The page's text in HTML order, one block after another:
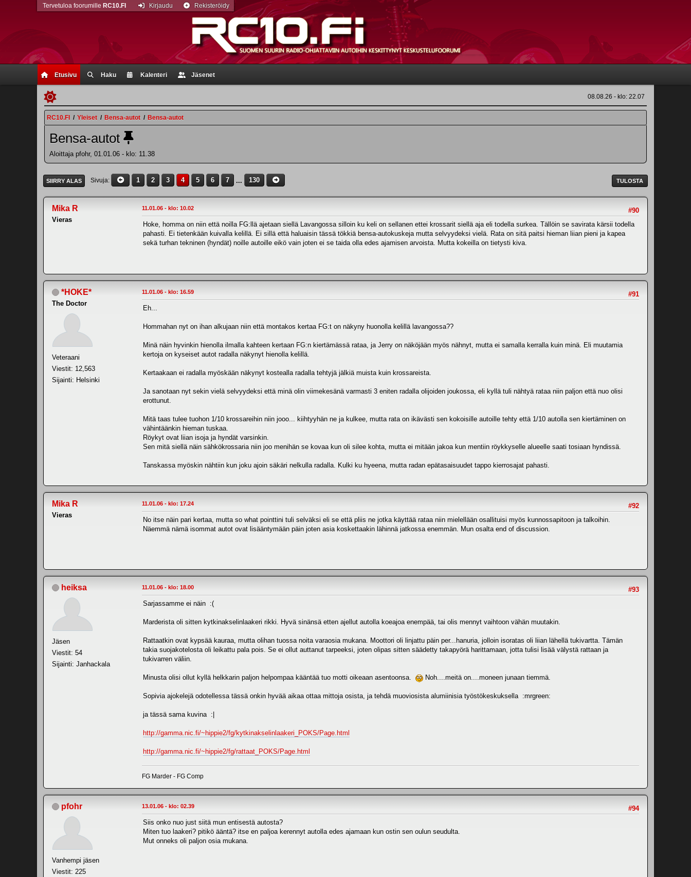
Etusivu Haku Kalenteri Jäsenet
Tervetuloa foorumille RC10.FI Kirjaudu Rekisteröidy
08.08.26 - klo: 22.07
RC10.FI / Yleiset / Bensa-autot / Bensa-autot
Bensa-autot
Aloittaja pfohr, 01.01.06 - klo: 11.38
TULOSTA
SIIRRY ALAS Sivuja 1 2 3 4 5 6 7 ... 130
Mika R
Vieras
#90
11.01.06 - klo: 10.02
Hoke, homma on niin että noilla FG:llä ajetaan siellä Lavangossa silloin ku keli on sellanen ettei krossarit siellä aja eli todella surkea. Tällöin se savirata kärsii todella
pahasti. Ei tietenkään kuivalla kelillä. Ei sillä että haluaisin tässä tökkiä bensa-autokuskeja mutta selvyydeksi vielä. Rata on sitä paitsi hieman liian pieni ja kapea
sekä turhan tekninen (hyndät) noille autoille eikö vain joten ei se taida olla edes ajamisen arvoista. Mutta kokeilla on tietysti kiva.
*HOKE*
The Doctor
Veteraani
Viestit: 12,563
Sijainti: Helsinki
#91
11.01.06 - klo: 16.59
Eh...
Hommahan nyt on ihan alkujaan niin että montakos kertaa FG:t on näkyny huonolla kelillä lavangossa??
Minä näin hyvinkin hienolla ilmalla kahteen kertaan FG:n kiertämässä rataa, ja Jerry on näköjään myös nähnyt, mutta ei samalla kerralla kuin minä. Eli muutamia
kertoja on kyseiset autot radalla näkynyt hienolla kelillä.
Kertaakaan ei radalla myöskään näkynyt kostealla radalla tehtyjä jälkiä muista kuin krossareista.
Ja sanotaan nyt sekin vielä selvyydeksi että minä olin viimekesänä varmasti 3 eniten radalla olijoiden joukossa, eli kyllä tuli nähtyä rataa niin paljon että nuo olisi
erottunut.
Mitä taas tulee tuohon 1/10 krossareihin niin jooo... kiihtyyhän ne ja kulkee, mutta rata on ikävästi sen kokoisille autoille tehty että 1/10 autolla sen kiertäminen on
vähintäänkin hieman tuskaa.
Röykyt ovat liian isoja ja hyndät varsinkin.
Sen mitä siellä näin sähkökrossaria niin joo menihän se kovaa kun oli silee kohta, mutta ei mitään jakoa kun mentiin röykkyselle alueelle saati tosiaan hyndissä.
Tanskassa myöskin nähtiin kun joku ajoin säkäri nelkulla radalla. Kulki ku hyeena, mutta radan epätasaisuudet tappo kierrosajat pahasti.
Mika R
Vieras
#92
11.01.06 - klo: 17.24
No itse näin pari kertaa, mutta so what pointtini tuli selväksi eli se että pliis ne jotka käyttää rataa niin mielellään osallituisi myös kunnossapitoon ja talkoihin.
Näemmä nämä isommat autot ovat lisääntymään päin joten asia koskettaakin lähinnä jatkossa enemmän. Mun osalta end of discussion.
heiksa
Jäsen
Viestit: 54
Sijainti: Janhackala
#93
11.01.06 - klo: 18.00
Sarjassamme ei näin :(
Marderista oli sitten kytkinakselinlaakeri rikki. Hyvä sinänsä etten ajellut autolla koeajoa enempää, tai olis mennyt vaihtoon vähän muutakin.
Rattaatkin ovat kypsää kauraa, mutta olihan tuossa noita varaosia mukana. Moottori oli linjattu päin per...hanuria, jolloin isoratas oli liian lähellä tukivartta. Tämän
takia suojakotelosta oli leikattu pala pois. Se ei ollut auttanut tarpeeksi, joten olipas sitten säädetty takapyörä harittamaan, jotta tulisi lisää välystä rattaan ja
tukivarren väliin.
Minusta olisi ollut kyllä helkkarin paljon helpompaa kääntää tuo motti oikeaan asentoonsa. Noh....meitä on....moneen junaan tiemmä.
Sopivia ajokelejä odotellessa tässä onkin hyvää aikaa ottaa mittoja osista, ja tehdä muoviosista alumiinisia työstökeskuksella :mrgreen:
ja tässä sama kuvina :|
http://gamma.nic.fi/~hippie2/fg/kytkinakselinlaakeri_POKS/Page.html
http://gamma.nic.fi/~hippie2/fg/rattaat_POKS/Page.html
FG Marder - FG Comp
pfohr
Vanhempi jäsen
Viestit: 225
#94
13.01.06 - klo: 02.39
Siis onko nuo just siitä mun entisestä autosta?
Miten tuo laakeri? pitikö ääntä? itse en paljoa kerennyt autolla edes ajamaan kun ostin sen oulun seudulta.
Mut onneks oli paljon osia mukana.